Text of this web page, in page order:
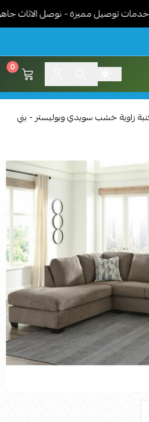
توصيل مميزة - نوصل الاثاث جاهز
0
زاوية خشب سويدي وبوليستر - بني